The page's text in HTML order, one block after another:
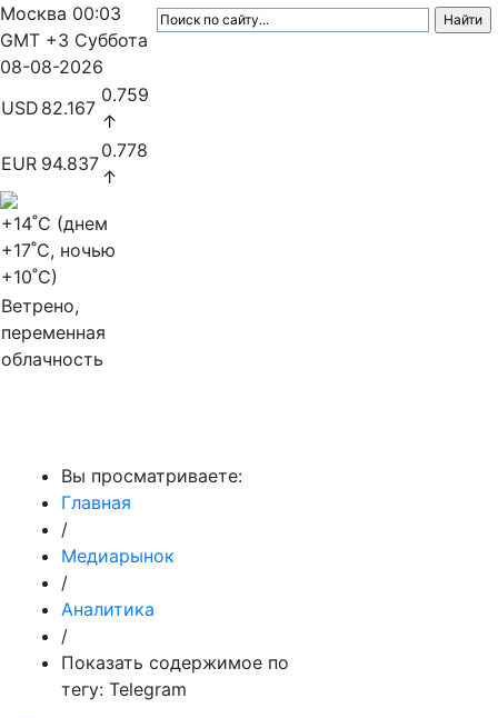
Москва 00:03
GMT +3 Суббота
08-08-2026
USD 82.167
0.759
↑
EUR 94.837
0.778
↑
+14˚C (днем
+17˚C, ночью
+10˚C)
Ветрено,
переменная
облачность
Вы просматриваете:
Главная
/
Медиарынок
/
Аналитика
/
Показать содержимое по
тегу: Telegram